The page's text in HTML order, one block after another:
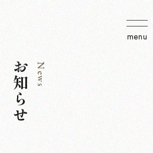
menu
News
お知らせ